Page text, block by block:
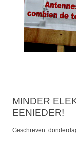
MINDER
EENIEDER!
Geschreven: